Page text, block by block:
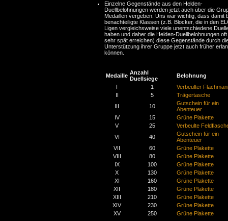
Einzelne Gegenstände aus den Helden-
Duellbelohnungen werden jetzt auch über die
Medaillen vergeben. Uns war wichtig, dass damit
benachteiligte Klassen (z.B. Blocker, die in den
Ligen vergleichsweise viele unentschiedene
haben und daher die Helden-Duellbelohnungen
sehr spät erreichen) diese Gegenstände durch
Unterstützung ihrer Gruppe jetzt auch früher
können.
Medaille Anzahl
Duellsiege
Belohnung
1
Verbeulter
5
Trägertasche
10
Gutschein für ein
Abenteuer
IV
15
Grüne Plakette
V
25
Verbeulte
VI
40
Gutschein für ein
Abenteuer
VII
60
Grüne Plakette
VIII
80
Grüne Plakette
IX
100
Grüne Plakette
X
130
Grüne Plakette
XI
160
Grüne Plakette
XII
180
Grüne Plakette
XIII
210
Grüne Plakette
XIV
230
Grüne Plakette
XV
250 Grüne Plakette